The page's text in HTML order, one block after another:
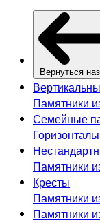
Вернуться
Памятники
Семейные
Памятники
Кресты
Памятники
Памятники